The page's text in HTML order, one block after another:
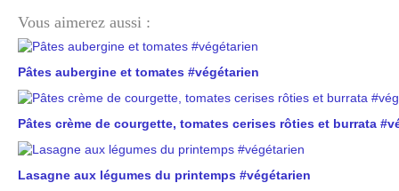
Vous aimerez aussi :
Pâtes aubergine et tomates #végétarien
Pâtes crème de courgette, tomates cerises rôties et burrata
Lasagne aux légumes du printemps #végétarien